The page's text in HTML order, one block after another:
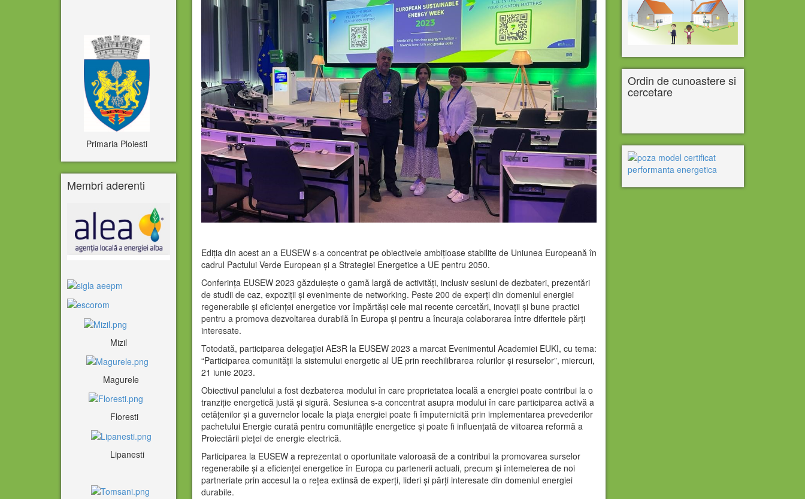
Ediția din acest an a EUSEW s-a concentrat pe obiectivele ambițioase stabilite de Uniunea Europeană în
cadrul Pactului Verde European și a Strategiei Energetice a UE pentru 2050.
Conferința EUSEW 2023 găzduiește o gamă largă de activități, inclusiv sesiuni de dezbateri, prezentări
de studii de caz, expoziții și evenimente de networking. Peste 200 de experți din domeniul energiei
regenerabile și eficienței energetice vor împărtăși cele mai recente cercetări, inovații și bune practici
pentru a promova dezvoltarea durabilă în Europa și pentru a încuraja colaborarea între diferitele părți
interesate.
Totodată, participarea delegaţiei AE3R la EUSEW 2023 a marcat Evenimentul Academiei EUKI, cu tema:
“Participarea comunității la sistemului energetic al UE prin reechilibrarea rolurilor și resurselor”, miercuri,
21 iunie 2023.
Obiectivul panelului a fost dezbaterea modului în care proprietatea locală a energiei poate contribui la o
tranziție energetică justă și sigură. Sesiunea s-a concentrat asupra modului în care participarea activă a
cetățenilor și a guvernelor locale la piața energiei poate fi împuternicită prin implementarea prevederilor
pachetului Energie curată pentru comunitățile energetice și poate fi influențată de viitoarea reformă a
Proiectării pieței de energie electrică.
Participarea la EUSEW a reprezentat o oportunitate valoroasă de a contribui la promovarea surselor
regenerabile și a eficienței energetice în Europa cu partenerii actuali, precum şi întemeierea de noi
partneriate prin accesul la o rețea extinsă de experți, lideri și părți interesate din domeniul energiei
durabile.
Primaria Ploiesti
Membri aderenti
Mizil
Magurele
Floresti
Lipanesti
Ordin de cunoastere si
cercetare